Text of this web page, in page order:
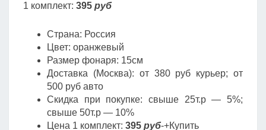
1 комплект: 395 руб
Страна: Россия
Цвет: оранжевый
Размер фонаря: 15см
Доставка (Москва): от 380 руб курьер; от
500 руб авто
Скидка при покупке: свыше 25т.р — 5%;
свыше 50т.р — 10%
Цена 1 комплект: 395 руб-+Купить